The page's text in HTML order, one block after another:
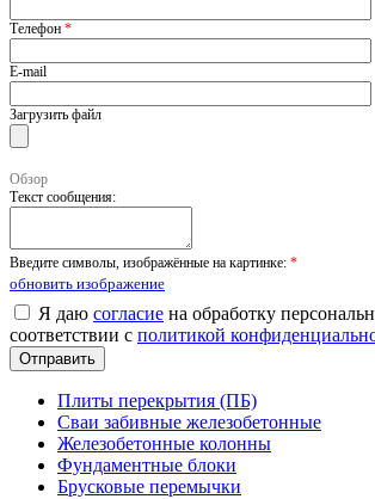
Телефон *
E-mail
Загрузить файл
Обзор
Текст сообщения:
Введите символы, изображённые на картинке: *
обновить изображение
Я даю согласие на обработку
соответствии с политикой
Плиты перекрытия (ПБ)
Сваи забивные железобетонные
Железобетонные колонны
Фундаментные блоки
Брусковые перемычки